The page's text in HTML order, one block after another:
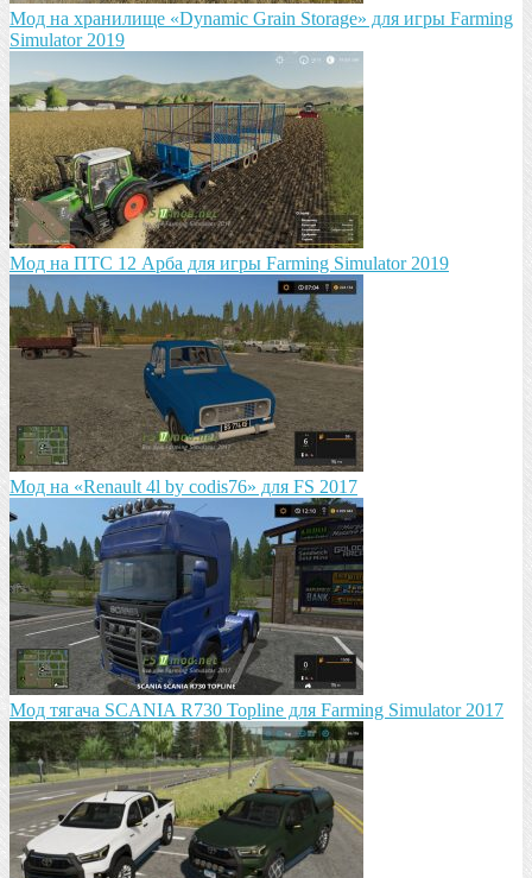
Мод на хранилище «Dynamic Grain Storage» для игры Farming
Simulator 2019
Mод на ПТС 12 Арба для игры Farming Simulator 2019
Мод на «Renault 4l by codis76» для FS 2017
Мод тягача SCANIA R730 Topline для Farming Simulator 2017